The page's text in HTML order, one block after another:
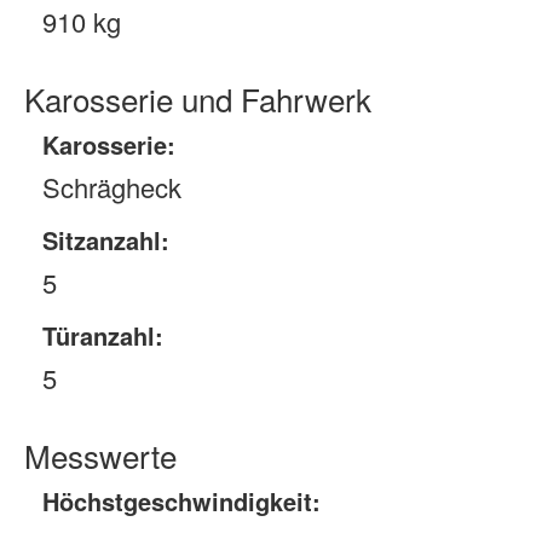
910 kg
Karosserie und Fahrwerk
Karosserie:
Schrägheck
Sitzanzahl:
5
Türanzahl:
5
Messwerte
Höchstgeschwindigkeit: